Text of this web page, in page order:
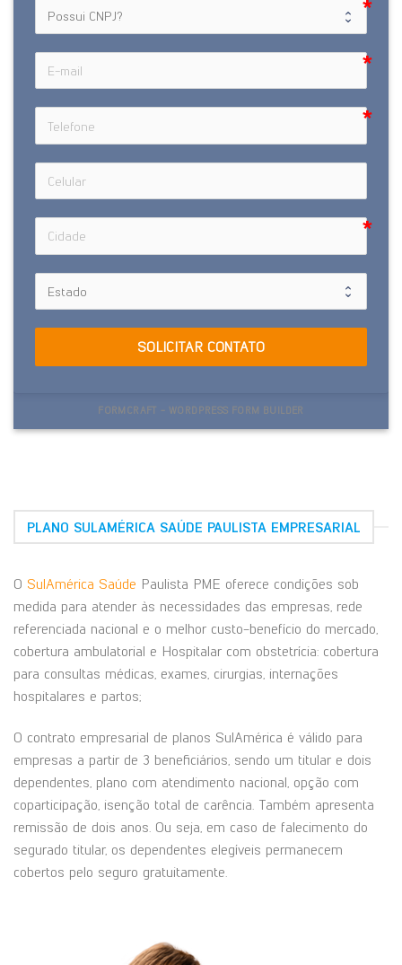
SOLICITAR CONTATO
FORMCRAFT - WORDPRESS FORM BUILDER
PLANO SULAMÉRICA SAÚDE PAULISTA EMPRESARIAL
O SulAmérica Saúde Paulista PME oferece condições sob
medida para atender às necessidades das empresas, rede
referenciada nacional e o melhor custo-benefício do mercado,
cobertura ambulatorial e Hospitalar com obstetrícia: cobertura
para consultas médicas, exames, cirurgias, internações
hospitalares e partos;
O contrato empresarial de planos SulAmérica é válido para
empresas a partir de 3 beneficiários, sendo um titular e dois
dependentes, plano com atendimento nacional, opção com
coparticipação, isenção total de carência. Também apresenta
remissão de dois anos. Ou seja, em caso de falecimento do
segurado titular, os dependentes elegíveis permanecem
cobertos pelo seguro gratuitamente.